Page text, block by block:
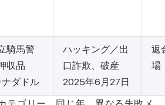
騎馬警
収品
ダドル
ハッキング／出
口詐欺、破産
2025年6月27日
返
場